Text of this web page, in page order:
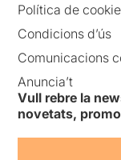
Política de
Condicions d’ús
Comunicacions
Anuncia’t
Vull rebre la
novetats,